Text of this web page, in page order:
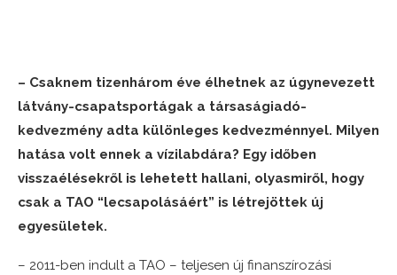
– Csaknem tizenhárom éve élhetnek az úgynevezett
látvány-csapatsportágak a társaságiadó-
kedvezmény adta különleges kedvezménnyel. Milyen
hatása volt ennek a vízilabdára? Egy időben
visszaélésekről is lehetett hallani, olyasmiről, hogy
csak a TAO “lecsapolásáért” is létrejöttek új
egyesületek.
– 2011-ben indult a TAO – teljesen új finanszírozási